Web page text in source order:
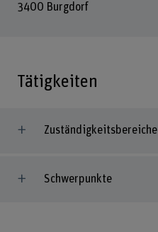
3400 Burgdorf
Tätigkeiten
Zuständigkeitsbereiche
Schwerpunkte